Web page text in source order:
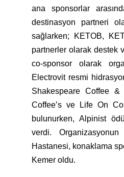
ana sponsorlar
destinasyon partneri
sağlarken; KETOB,
partnerler olarak destek
co-sponsor olarak
Electrovit resmi
Shakespeare Coffee
Coffee’s ve Life On
bulunurken, Alpinist
verdi.
Hastanesi, konaklama
Kemer oldu.